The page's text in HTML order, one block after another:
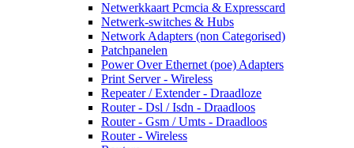
Netwerkkaart Pcmcia & Expresscard
Netwerk-switches & Hubs
Network Adapters (non Categorised)
Patchpanelen
Power Over Ethernet (poe) Adapters
Print Server - Wireless
Repeater / Extender - Draadloze
Router - Dsl / Isdn - Draadloos
Router - Gsm / Umts - Draadloos
Router - Wireless